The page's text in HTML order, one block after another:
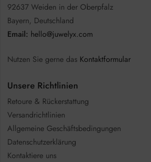
92637 Weiden in der Oberpfalz
Bayern, Deutschland
Email: hello@juwelyx.com
Nutzen Sie gerne das Kontaktformular
Unsere Richtlinien
Retoure & Rückerstattung
Versandrichtlinien
Allgemeine Geschäftsbedingungen
Datenschutzerklärung
Kontaktiere uns